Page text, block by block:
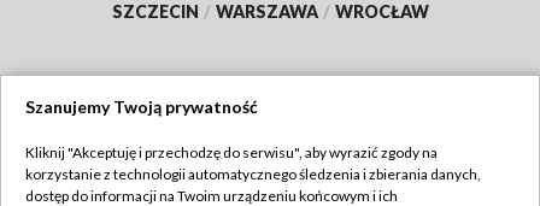
SZCZECIN / WARSZAWA / WROCŁAW
TVP
Szanujemy Twoją prywatność
Kliknij "Akceptuję i przechodzę do serwisu", aby wyrazić zgody na
korzystanie z technologii automatycznego śledzenia i zbierania danych,
dostęp do informacji na Twoim urządzeniu końcowym i ich